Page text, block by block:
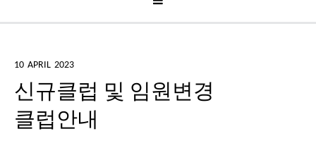
10 APRIL 2023
신규클럽 및 임원변경
클럽안내